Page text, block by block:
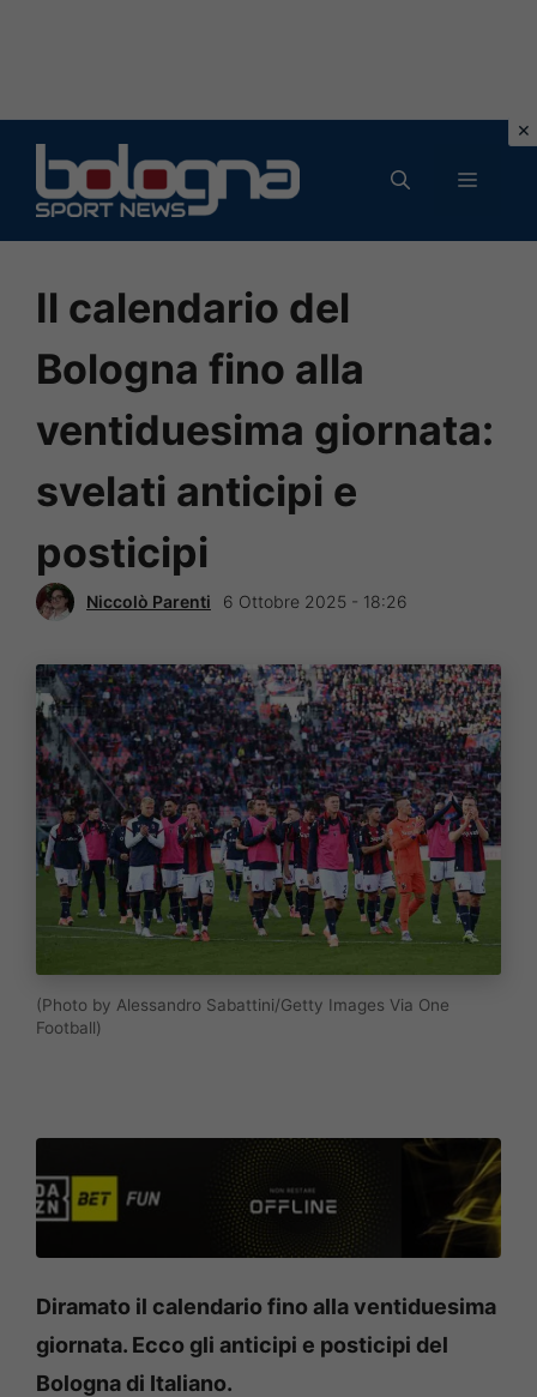
contenuto
MENU
Il calendario del
Bologna fino alla
ventiduesima giornata:
svelati anticipi e
posticipi
Niccolò Parenti 6 Ottobre 2025 - 18:26
(Photo by Alessandro Sabattini/Getty Images Via One
Football)
Diramato il calendario fino alla ventiduesima
giornata. Ecco gli anticipi e posticipi del
Bologna di Italiano.